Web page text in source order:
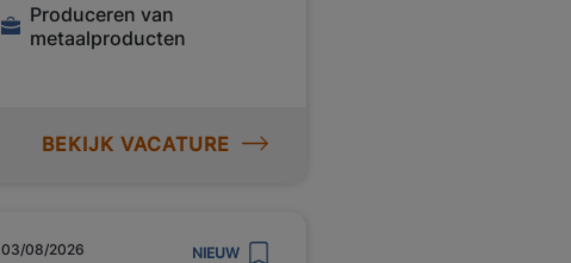
Produceren van
metaalproducten
BEKIJK VACATURE
03/08/2026 NIEUW